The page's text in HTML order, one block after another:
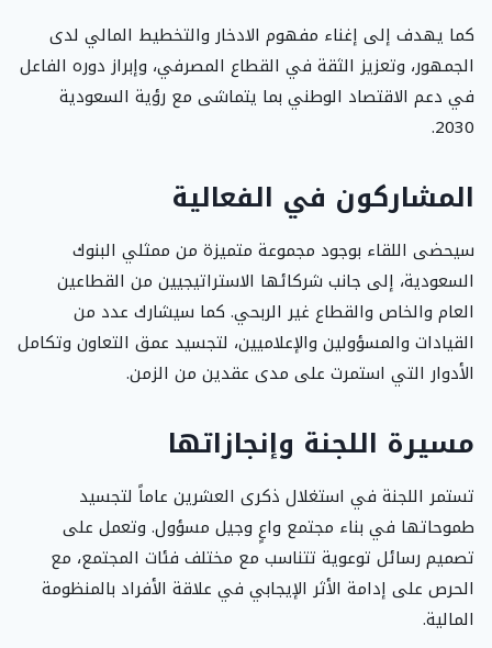
كما يهدف إلى إغناء مفهوم الادخار والتخطيط المالي لدى
الجمهور، وتعزيز الثقة في القطاع المصرفي، وإبراز دوره الفاعل
في دعم الاقتصاد الوطني بما يتماشى مع رؤية السعودية
2030.
المشاركون في الفعالية
سيحضى اللقاء بوجود مجموعة متميزة من ممثلي البنوك
السعودية، إلى جانب شركائها الاستراتيجيين من القطاعين
العام والخاص والقطاع غير الربحي. كما سيشارك عدد من
القيادات والمسؤولين والإعلاميين، لتجسيد عمق التعاون وتكامل
الأدوار التي استمرت على مدى عقدين من الزمن.
مسيرة اللجنة وإنجازاتها
تستمر اللجنة في استغلال ذكرى العشرين عاماً لتجسيد
طموحاتها في بناء مجتمع واعٍ وجيل مسؤول. وتعمل على
تصميم رسائل توعوية تتناسب مع مختلف فئات المجتمع، مع
الحرص على إدامة الأثر الإيجابي في علاقة الأفراد بالمنظومة
المالية.